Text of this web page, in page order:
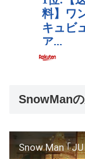
SnowMan
Snow Man ｢